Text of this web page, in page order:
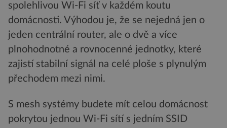
spolehlivou Wi-Fi síť v každém koutu
domácnosti. Výhodou je, že se nejedná jen o
jeden centrální router, ale o dvě a více
plnohodnotné a rovnocenné jednotky, které
zajistí stabilní signál na celé ploše s plynulým
přechodem mezi nimi.
S mesh systémy budete mít celou domácnost
pokrytou jednou Wi-Fi sítí s jedním SSID